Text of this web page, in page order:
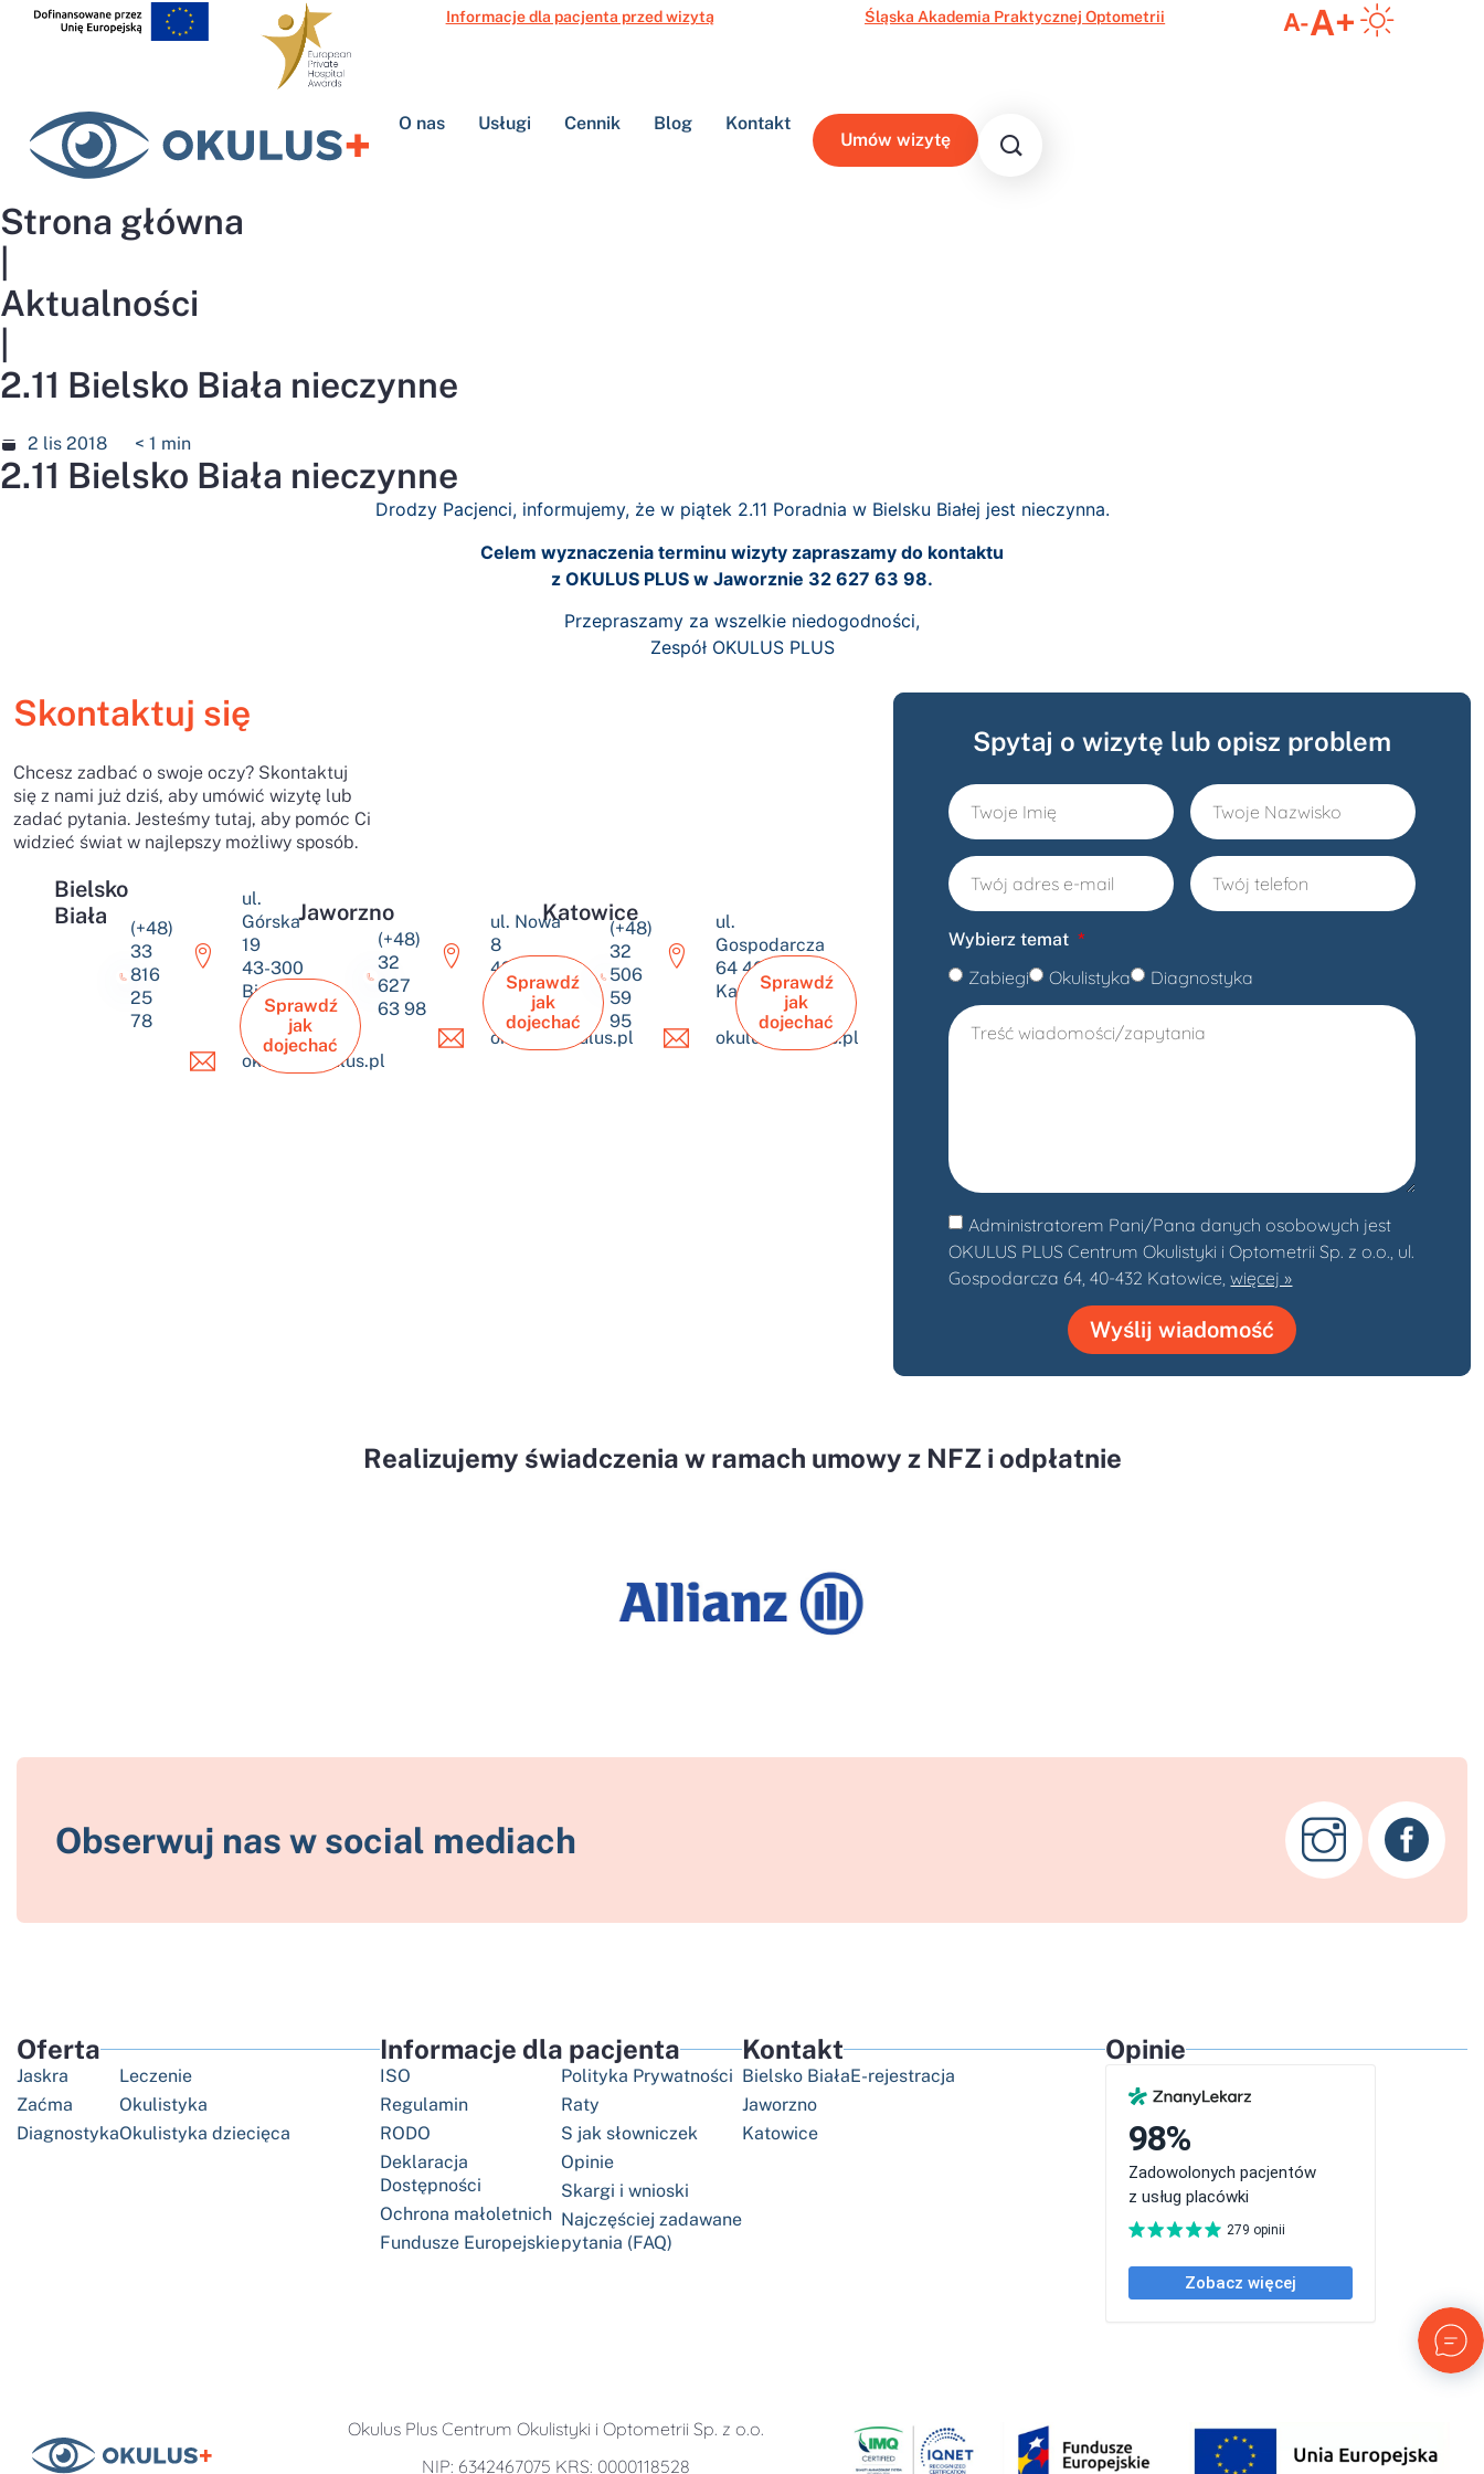
Informacje dla pacjenta przed wizytą Śląska Akademia Praktycznej Optometrii A-A+
O nas Usługi Cennik Blog Kontakt
Umów wizytę
Strona główna
Aktualności
2.11 Bielsko Biała nieczynne
2 lis 2018 < 1 min
2.11 Bielsko Biała nieczynne
Drodzy Pacjenci, informujemy, że w piątek 2.11 Poradnia w Bielsku Białej jest nieczynna.
Celem wyznaczenia terminu wizyty zapraszamy do kontaktu
z OKULUS PLUS w Jaworznie 32 627 63 98.
Przepraszamy za wszelkie niedogodności,
Zespół OKULUS PLUS
Skontaktuj się
Chcesz zadbać o swoje oczy? Skontaktuj
się z nami już dziś, aby umówić wizytę lub
zadać pytania. Jesteśmy tutaj, aby pomóc Ci
widzieć świat w najlepszy możliwy sposób.
Bielsko
Biała
(+48)
33
816
25
78
ul.
Górska
19
43-300
Bielsko-
Biała
okulus@okulus.pl
Sprawdź
jak
dojechać
Jaworzno
(+48)
32
627
63 98
ul. Nowa
8
43-600
Jaworzno
okulus@okulus.pl
Sprawdź
jak
dojechać
Katowice
(+48)
32
506
59
95
ul.
Gospodarcza
64 40-432
Katowice
okulus@okulus.pl
Sprawdź
jak
dojechać
Spytaj o wizytę lub opisz problem
Wybierz temat
Zabiegi Okulistyka Diagnostyka
Administratorem Pani/Pana danych osobowych jest
OKULUS PLUS Centrum Okulistyki i Optometrii Sp. z o.o., ul.
Gospodarcza 64, 40-432 Katowice,więcej »
Wyślij wiadomość
Realizujemy świadczenia w ramach umowy z NFZ i odpłatnie
Obserwuj nas w social mediach
Oferta
Jaskra
Zaćma
Diagnostyka
Leczenie
Okulistyka
Okulistyka dziecięca
Informacje dla pacjenta
ISO
Regulamin
RODO
Deklaracja
Dostępności
Ochrona małoletnich
Fundusze Europejskie
Polityka Prywatności
Raty
S jak słowniczek
Opinie
Skargi i wnioski
Najczęściej zadawane
pytania (FAQ)
Kontakt
Bielsko Biała
Jaworzno
Katowice
E-rejestracja
Opinie
Okulus Plus Centrum Okulistyki i Optometrii Sp. z o.o.
NIP: 6342467075 KRS: 0000118528